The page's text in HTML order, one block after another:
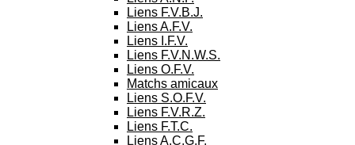
Liens F.V.B.J.
Liens A.F.V.
Liens I.F.V.
Liens F.V.N.W.S.
Liens O.F.V.
Matchs amicaux
Liens S.O.F.V.
Liens F.V.R.Z.
Liens F.T.C.
Liens A.C.G.F.